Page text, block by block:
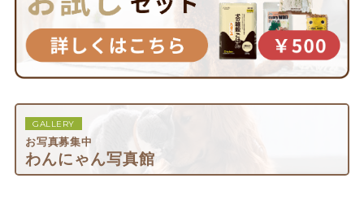
GALLERY
お写真募集中
わんにゃん写真館